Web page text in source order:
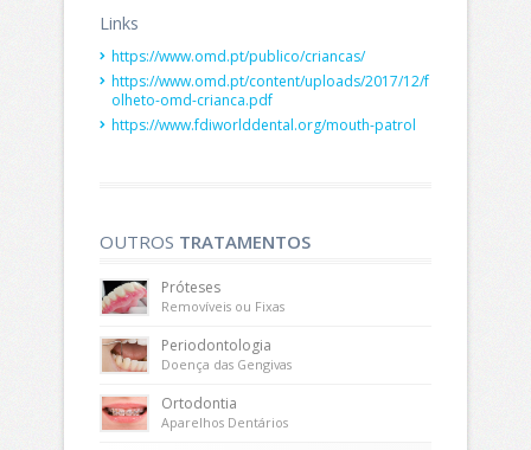
Links
https://www.omd.pt/publico/criancas/
https://www.omd.pt/content/uploads/2017/12/f
olheto-omd-crianca.pdf
https://www.fdiworlddental.org/mouth-patrol
OUTROS TRATAMENTOS
Próteses
Removíveis ou Fixas
Periodontologia
Doença das Gengivas
Ortodontia
Aparelhos Dentários